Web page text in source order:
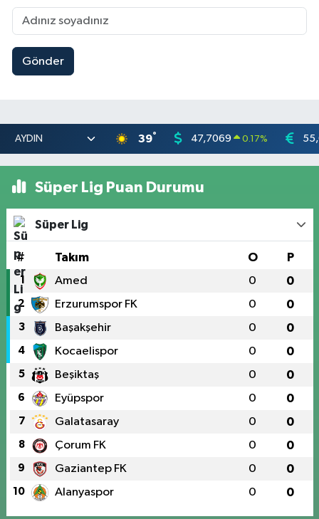
Gönder
39° 47,7069 0.17%
Süper Lig Puan Durumu
Süper Lig
# Takım O P
1 Amed 0 0
2 Erzurumspor FK 0 0
3 Başakşehir 0 0
4 Kocaelispor 0 0
5 Beşiktaş 0 0
6 Eyüpspor 0 0
7 Galatasaray 0 0
8 Çorum FK 0 0
9 Gaziantep FK 0 0
10 Alanyaspor 0 0